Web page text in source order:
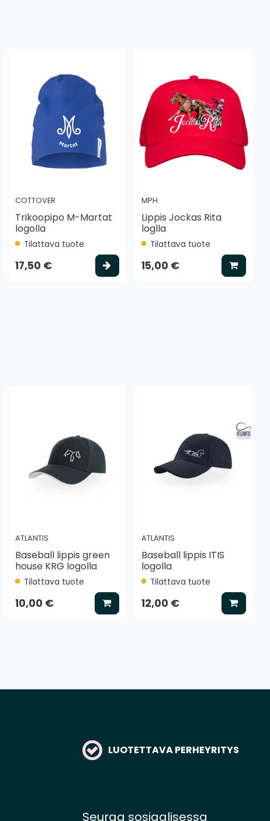
vaihtoehto
COTTOVER
Trikoopipo M-Martat
logolla
Tilattava tuote
17,50 € Valitse vaihtoehto
MPH
Lippis Jockas Rita
loglla
Tilattava tuote
15,00 € Lisää
vaihtoehto
ATLANTIS
Baseball lippis green
house KRG logolla
Tilattava tuote
10,00 € Lisää koriin
ATLANTIS
Baseball lippis ITIS
logolla
Tilattava tuote
12,00 € Lisää
LUOTETTAVA PERHEYRITYS
Seuraa sosiaalisessa